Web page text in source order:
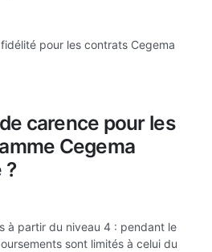
pour les contrats Cegema
carence pour les
Cegema
?
à partir du niveau 4 : pendant le
sont limités à celui du